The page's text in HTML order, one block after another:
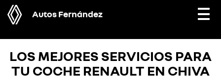
Autos Fernández
LOS MEJORES SERVICIOS PARA
TU COCHE RENAULT EN CHIVA